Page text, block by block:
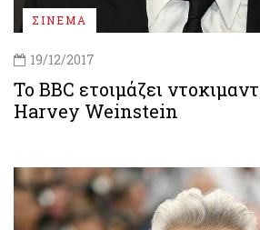
ΣΙΝΕΜΑ
19/12/2017
Το BBC ετοιμάζει
Harvey Weinstein